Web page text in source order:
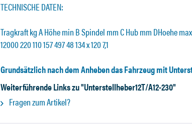
TECHNISCHE DATEN:
Tragkraft kg A Höhe min B Spindel mm C Hub mm DHoehe
12000 220 110 157 497 48 134 x 120 7,1
Grundsätzlich nach dem Anheben das Fahrzeug mit
Weiterführende Links zu "Unterstellheber12T/A12-230"
Fragen zum Artikel?